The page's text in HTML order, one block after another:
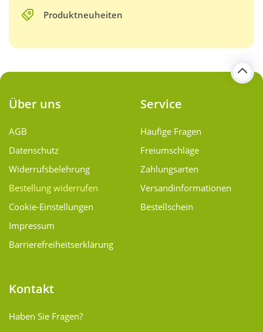
Produktneuheiten
Über uns
AGB
Datenschutz
Widerrufsbelehrung
Bestellung widerrufen
Cookie-Einstellungen
Impressum
Barrierefreiheitserklärung
Service
Häufige Fragen
Freiumschläge
Zahlungsarten
Versand­informationen
Bestellschein
Kontakt
Haben Sie Fragen?